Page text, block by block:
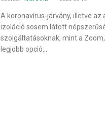
A koronavírus-járvány, illetve az
izoláció sosem látott
szolgáltatásoknak, mint a
legjobb opció…